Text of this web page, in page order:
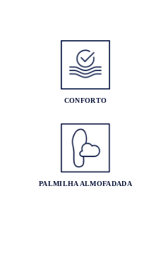
CONFORTO
PALMILHA ALMOFADADA